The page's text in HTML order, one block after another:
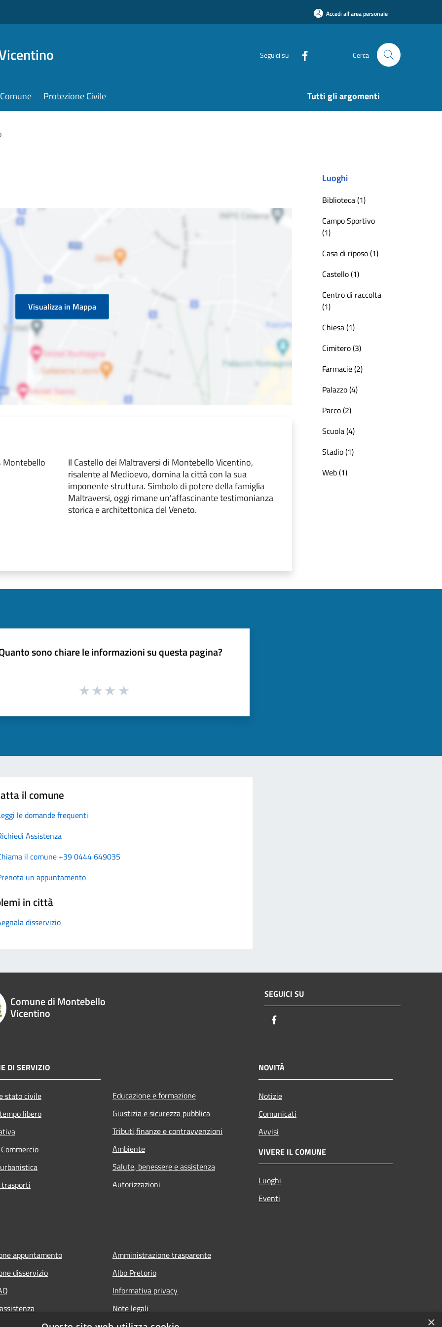
Accedi all'area personale
Seguici su Cerca
Protezione Civile Tutti gli argomenti
Visualizza in Mappa
Montebello
Il Castello dei Maltraversi di Montebello Vicentino,
risalente al Medioevo, domina la città con la sua
imponente struttura. Simbolo di potere della famiglia
Maltraversi, oggi rimane un'affascinante testimonianza
storica e architettonica del Veneto.
Luoghi
Biblioteca (1)
Campo Sportivo
(1)
Casa di riposo (1)
Castello (1)
Centro di raccolta
(1)
Chiesa (1)
Cimitero (3)
Farmacie (2)
Palazzo (4)
Parco (2)
Scuola (4)
Stadio (1)
Web (1)
sono chiare le informazioni su questa pagina?
il comune
le domande frequenti
Assistenza
il comune +39 0444 649035
un appuntamento
in città
disservizio
Comune di Montebello
Vicentino
SEGUICI SU
DI SERVIZIO
stato civile
libero
Educazione e formazione
Giustizia e sicurezza pubblica
Tributi,finanze e contravvenzioni
Ambiente
Salute, benessere e assistenza
Autorizzazioni
NOVITÀ
Notizie
Comunicati
Avvisi
VIVERE IL COMUNE
Luoghi
Eventi
appuntamento
disservizio
Amministrazione trasparente
Albo Pretorio
Informativa privacy
Note legali
×